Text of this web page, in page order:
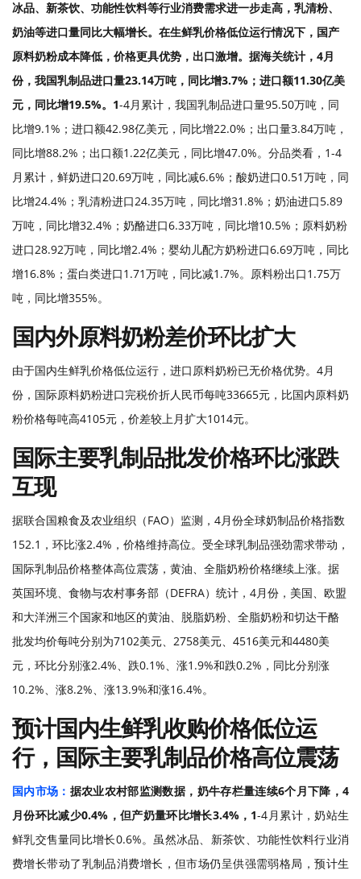
冰品、新茶饮、功能性饮料等行业消费需求进一步走高，乳清粉、
奶油等进口量同比大幅增长。在生鲜乳价格低位运行情况下，国产
原料奶粉成本降低，价格更具优势，出口激增。据海关统计， 4月
份，我国乳制品进口量23.14万吨，同比增3.7%；进口额11.30亿美
元，同比增19.5%。1-4月累计，我国乳制品进口量95.50万吨，同
比增9.1%；进口额42.98亿美元，同比增22.0%；出口量3.84万吨，
同比增88.2%；出口额1.22亿美元，同比增47.0%。分品类看，1-4
月累计，鲜奶进口20.69万吨，同比减6.6%；酸奶进口0.51万吨，同
比增24.4%；乳清粉进口24.35万吨，同比增31.8%；奶油进口5.89
万吨，同比增32.4%；奶酪进口6.33万吨，同比增10.5%；原料奶粉
进口28.92万吨，同比增2.4%；婴幼儿配方奶粉进口6.69万吨，同比
增16.8%；蛋白类进口1.71万吨，同比减1.7%。原料粉出口1.75万
吨，同比增355%。
国内外原料奶粉差价环比扩大
由于国内生鲜乳价格低位运行，进口原料奶粉已无价格优势。 4月
份，国际原料奶粉进口完税价折人民币每吨33665元，比国内原料奶
粉价格每吨高4105元，价差较上月扩大1014元。
国际主要乳制品批发价格环比涨跌
互现
据联合国粮食及农业组织（FAO）监测，4月份全球奶制品价格指数
152.1，环比涨2.4%，价格维持高位。受全球乳制品强劲需求带动，
国际乳制品价格整体高位震荡，黄油、全脂奶粉价格继续上涨。据
英国环境、食物与农村事务部（DEFRA）统计，4月份，美国、欧盟
和大洋洲三个国家和地区的黄油、脱脂奶粉、全脂奶粉和切达干酪
批发均价每吨分别为7102美元、2758美元、4516美元和4480美
元，环比分别涨2.4%、跌0.1%、涨1.9%和跌0.2%，同比分别涨
10.2%、涨8.2%、涨13.9%和涨16.4%。
预计国内生鲜乳收购价格低位运
行，国际主要乳制品价格高位震荡
国内市场： 据农业农村部监测数据，奶牛存栏量连续6个月下降，4
月份环比减少0.4%，但产奶量环比增长3.4%，1-4月累计，奶站生
鲜乳交售量同比增长0.6%。虽然冰品、新茶饮、功能性饮料行业消
费增长带动了乳制品消费增长，但市场仍呈供强需弱格局，预计生